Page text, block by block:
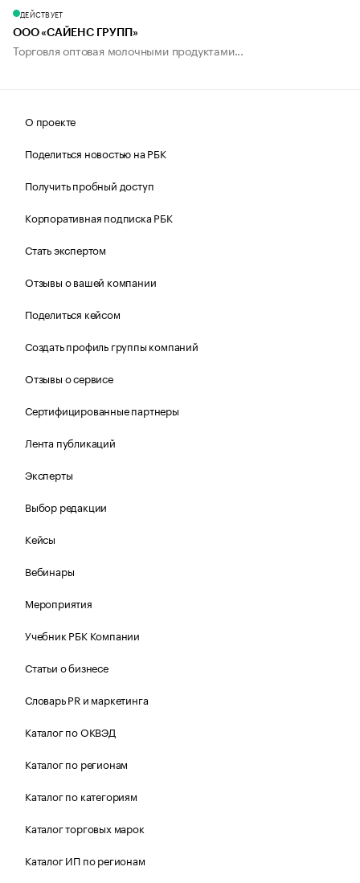
ДЕЙСТВУЕТ
ООО «САЙЕНС ГРУПП»
Торговля оптовая молочными продуктами...
О проекте
Поделиться новостью на РБК
Получить пробный доступ
Корпоративная подписка РБК
Стать экспертом
Отзывы о вашей компании
Поделиться кейсом
Создать профиль группы компаний
Отзывы о сервисе
Сертифицированные партнеры
Лента публикаций
Эксперты
Выбор редакции
Кейсы
Вебинары
Мероприятия
Учебник РБК Компании
Статьи о бизнесе
Словарь PR и маркетинга
Каталог по ОКВЭД
Каталог по регионам
Каталог по категориям
Каталог торговых марок
Каталог ИП по регионам